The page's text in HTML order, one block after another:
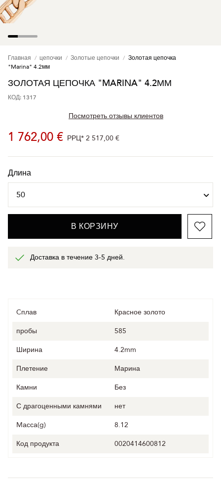
Главная цепочки Золотые цепочки
Золотая цепочка
"Marina" 4.2мм
ЗОЛОТАЯ ЦЕПОЧКА "MARINA" 4.2ММ
КОД: 1317
Посмотреть отзывы клиентов
1 762,00 € РРЦ* 2 517,00 €
Длина
В КОРЗИНУ
Доставка в течение 3-5 дней.
Cплав
Красное золото
пробы
585
Ширина
4.2mm
Плетение
Марина
Камни
Без
С драгоценными камнями
нет
Mасса(g)
8.12
Код продукта
0020414600812